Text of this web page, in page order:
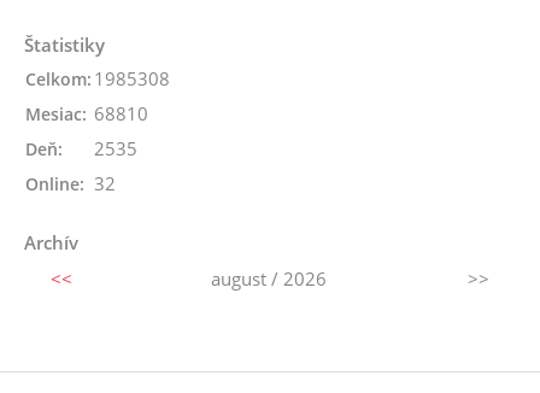
Štatistiky
Online: 32
Celkom: 1985308
Mesiac: 68810
Deň: 2535
Archív
<<
august / 2026 >>